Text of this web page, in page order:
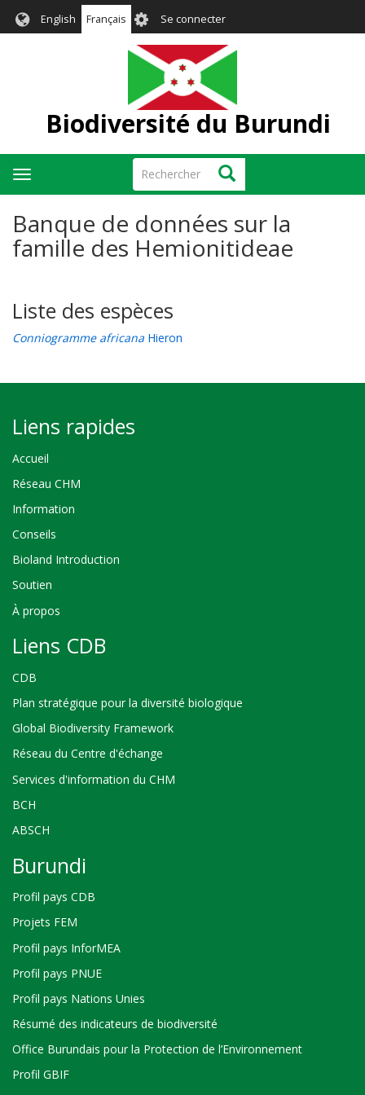
English Français User
account
menu
Se connecter
Biodiversité du Burundi
Rechercher Rechercher
Toggle
navigation
Banque de données sur la
famille des Hemionitideae
Liste des espèces
Conniogramme africana Hieron
Liens rapides
Accueil
Réseau CHM
Information
Conseils
Bioland Introduction
Soutien
À propos
Liens CDB
CDB
Plan stratégique pour la diversité biologique
Global Biodiversity Framework
Réseau du Centre d'échange
Services d'information du CHM
BCH
ABSCH
Burundi
Profil pays CDB
Projets FEM
Profil pays InforMEA
Profil pays PNUE
Profil pays Nations Unies
Résumé des indicateurs de biodiversité
Office Burundais pour la Protection de l’Environnement
Profil GBIF